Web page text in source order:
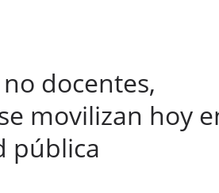
docentes,
movilizan hoy
pública